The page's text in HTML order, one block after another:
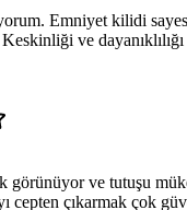
Emniyet kilidi
ve
görünüyor ve tutuşu
cepten çıkarmak çok